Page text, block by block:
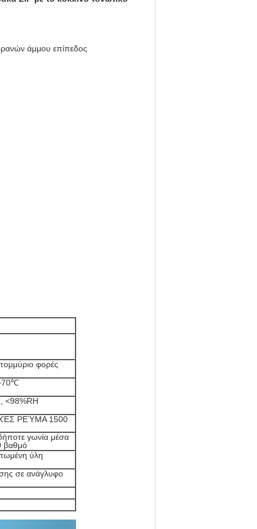
άμμου επίπεδος
φορές
<98%RH
ΡΕΎΜΑ 1500
γωνία μέσα
βαθμό
ύλη
σε ανάγλυφο